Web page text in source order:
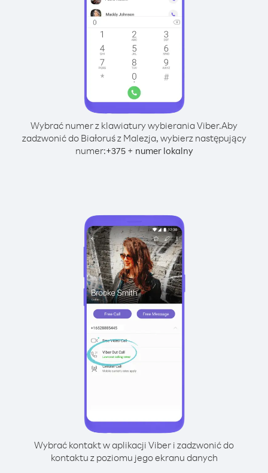
Wybrać numer z klawiatury wybierania Viber.Aby
zadzwonić do Białoruś z Malezja, wybierz następujący
numer:+375+ numer lokalny
Wybrać kontakt w aplikacji Viber i zadzwonić do
kontaktu z poziomu jego ekranu danych